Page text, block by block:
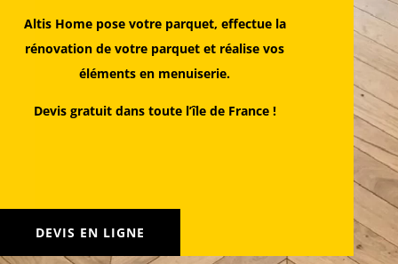
Altis Home pose votre parquet, effectue la
rénovation de votre parquet et réalise vos
éléments en menuiserie.
Devis gratuit dans toute l’île de France !
DEVIS EN LIGNE